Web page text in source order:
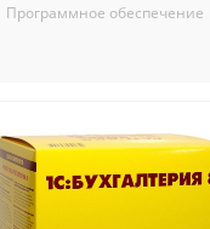
Программное обеспечение